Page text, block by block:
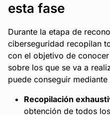
esta fase
Durante la etapa de
ciberseguridad recopilan
con el objetivo de
sobre los que se va a
puede conseguir
Recopilación
obtención de todos